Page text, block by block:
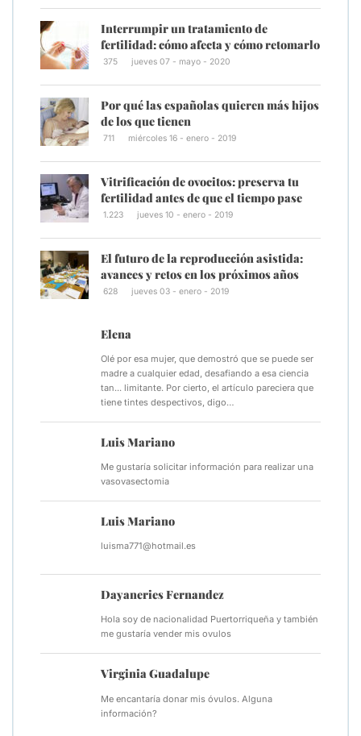
Interrumpir un tratamiento de
fertilidad: cómo afecta y cómo retomarlo
375 jueves 07 - mayo - 2020
Por qué las españolas quieren más hijos
de los que tienen
711 miércoles 16 - enero - 2019
Vitrificación de ovocitos: preserva tu
fertilidad antes de que el tiempo pase
1.223 jueves 10 - enero - 2019
El futuro de la reproducción asistida:
avances y retos en los próximos años
628 jueves 03 - enero - 2019
Elena
Olé por esa mujer, que demostró que se puede ser
madre a cualquier edad, desafiando a esa ciencia
tan... limitante. Por cierto, el artículo pareciera que
tiene tintes despectivos, digo…
Luis Mariano
Me gustaría solicitar información para realizar una
vasovasectomia
Luis Mariano
luisma771@hotmail.es
Dayaneries Fernandez
Hola soy de nacionalidad Puertorriqueña y también
me gustaría vender mis ovulos
Virginia Guadalupe
Me encantaría donar mis óvulos. Alguna
información?